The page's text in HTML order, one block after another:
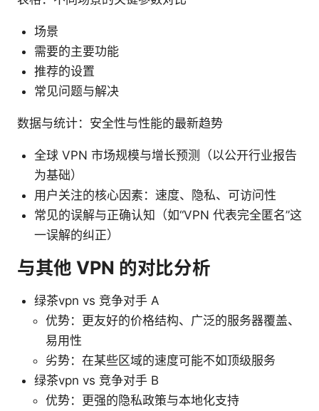
场景
需要的主要功能
推荐的设置
常见问题与解决
数据与统计：安全性与性能的最新趋势
全球 VPN 市场规模与增长预测（以公开行业报告
为基础）
用户关注的核心因素：速度、隐私、可访问性
常见的误解与正确认知（如“VPN 代表完全匿名”这
一误解的纠正）
与其他 VPN 的对比分析
绿茶vpn vs 竞争对手 A
优势：更友好的价格结构、广泛的服务器覆盖、
易用性
劣势：在某些区域的速度可能不如顶级服务
绿茶vpn vs 竞争对手 B
优势：更强的隐私政策与本地化支持